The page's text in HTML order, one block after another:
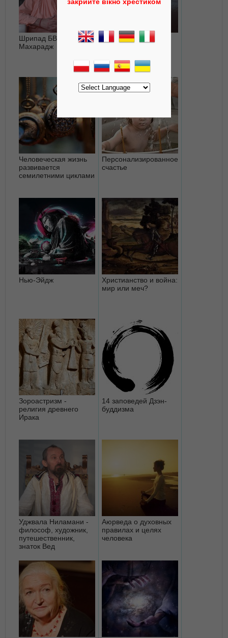
Шрипад БВ Садху
Махарадж
Удача
Человеческая жизнь
развивается
семилетними циклами
Персонализированное
счастье
Нью-Эйдж
Христианство и война:
мир или меч?
Зороастризм -
религия древнего
Ирака
14 заповедей Дзэн-
буддизма
Уджвала Ниламани -
философ, художник,
путешественник,
знаток Вед
Аюрведа о духовных
правилах и целях
человека
закрийте вікно хрестиком